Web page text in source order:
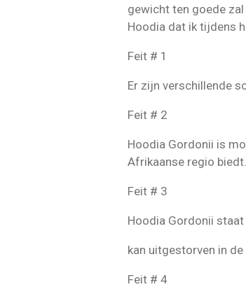
gewicht ten goede
Hoodia dat ik tijdens
Feit # 1
Er zijn verschillende
Feit # 2
Hoodia Gordonii is
Afrikaanse regio biedt.
Feit # 3
Hoodia Gordonii
kan uitgestorven in
Feit # 4